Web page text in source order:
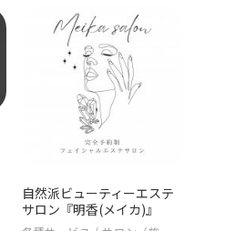
自然派ビューティーエステ
サロン『明香(メイカ)』